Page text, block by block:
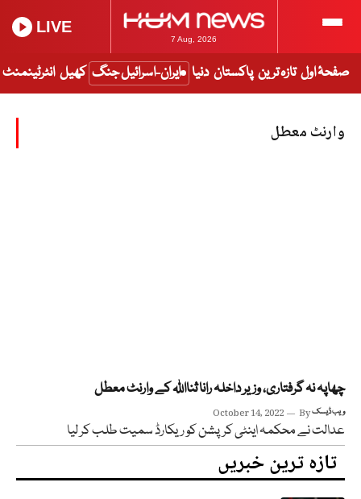
7 Aug, 2026
LIVE
صفحۂ اول تازہ ترین پاکستان دنیا ایران-اسرائیل جنگ کھیل انٹرٹینمنٹ
وارنٹ معطل
چھاپہ نہ گرفتاری، وزیر داخلہ رانا ثنااللہ کے وارنٹ معطل
October 14, 2022 Byویب ڈیسک
عدالت نے محکمہ اینٹی کرپشن کو ریکارڈ سمیت طلب کر لیا
تازہ ترین خبریں